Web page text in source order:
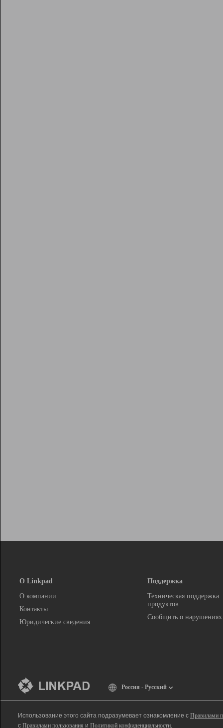
О Linkpad
О компании
Контакты
Юридические сведения
Поддержка
Техническая поддержка
продуктов
Сообщить о нарушениях
Россия - Русский
Использование этого сайта подразумевает ознакомление с Правилами
с Правилами пользования и Политикой конфиденциальности.